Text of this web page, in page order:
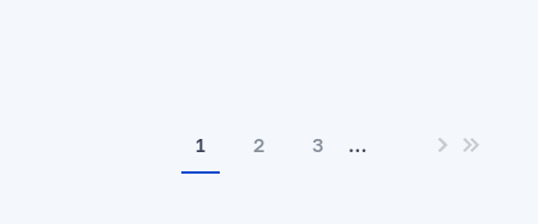
1 2 3 …